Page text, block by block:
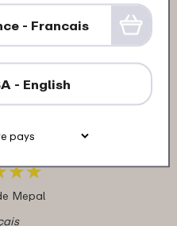
Mepal
ist praktisch."
★★
★★
Mepal
- Francais
- English